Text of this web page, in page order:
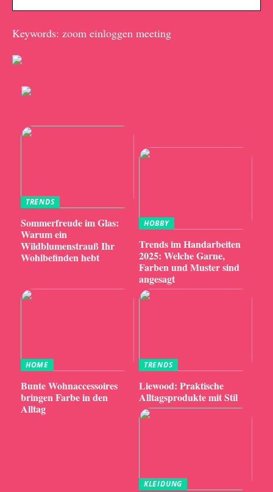
Keywords: zoom einloggen meeting
TRENDS
Sommerfreude im Glas:
Warum ein
Wildblumenstrauß Ihr
Wohlbefinden hebt
HOBBY
Trends im Handarbeiten
2025: Welche Garne,
Farben und Muster sind
angesagt
HOME
Bunte Wohnaccessoires
bringen Farbe in den
Alltag
TRENDS
Liewood: Praktische
Alltagsprodukte mit Stil
KLEIDUNG